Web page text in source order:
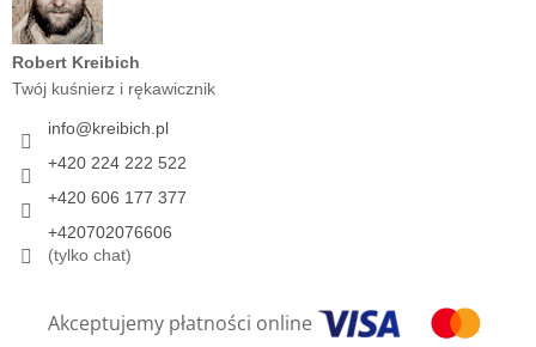
Robert Kreibich
Twój kuśnierz i rękawicznik
info@kreibich.pl
+420 224 222 522
+420 606 177 377
+420702076606
(tylko chat)
Akceptujemy płatności online